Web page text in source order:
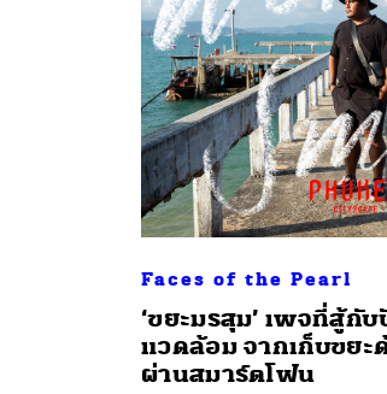
Faces of the Pearl
‘ขยะมรสุม’ เพจที่สู้กั
แวดล้อม จากเก็บขยะ
ผ่านสมาร์ตโฟน